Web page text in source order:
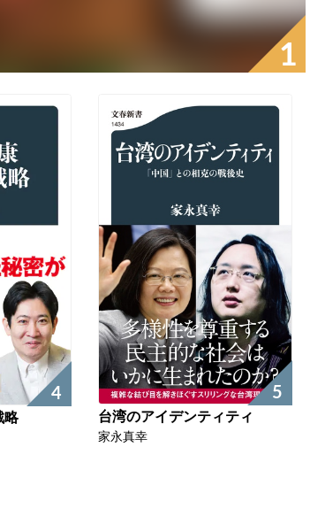
1
4
略
5
台湾のアイデンティティ
家永真幸